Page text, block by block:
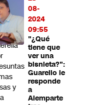
08-
2024
09:55
"¿Qué
tiene que
ver una
bisnieta?":
Guarello le
responde
a
Alemparte
y